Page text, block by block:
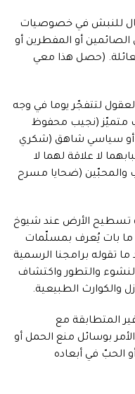
للنبش في خصوصيات
الصائمين أو المفطرين أو
(حصل هذا معي
لتتفجّر يوما في وجه
متميّز (نجيب محفوظ
أو سياسي شاهق (شكري
لا علاقة لهما لا
والمحبّين (ضحايا مسرح
تسطيح الأرض عند شيوخ
ما بات يُعرف بمسلّمات
تقوله برامجنا الرسمية
والتطور واكتشاف
والكوارث الطبيعية.
المتطابقة مع
بوسائل منع الحمل أو
الحبّ في أبعاده